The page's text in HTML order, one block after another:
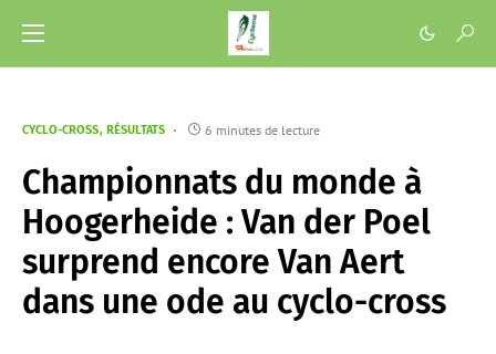
CYCLO-CROSS RÉSULTATS 6 minutes de lecture
Championnats du monde à
Hoogerheide : Van der Poel
surprend encore Van Aert
dans une ode au cyclo-cross